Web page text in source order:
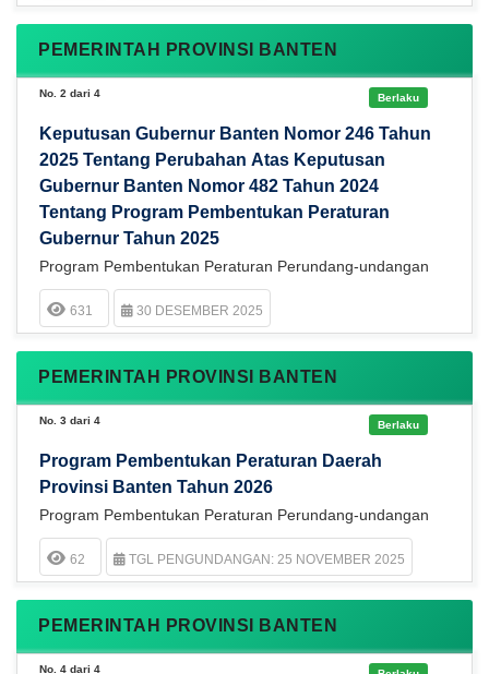
PEMERINTAH PROVINSI BANTEN
No. 2 dari 4 Berlaku
Keputusan Gubernur Banten Nomor 246 Tahun
2025 Tentang Perubahan Atas Keputusan
Gubernur Banten Nomor 482 Tahun 2024
Tentang Program Pembentukan Peraturan
Gubernur Tahun 2025
Program Pembentukan Peraturan Perundang-undangan
631 30 DESEMBER 2025
PEMERINTAH PROVINSI BANTEN
No. 3 dari 4 Berlaku
Program Pembentukan Peraturan Daerah
Provinsi Banten Tahun 2026
Program Pembentukan Peraturan Perundang-undangan
62 TGL PENGUNDANGAN: 25 NOVEMBER 2025
PEMERINTAH PROVINSI BANTEN
No. 4 dari 4